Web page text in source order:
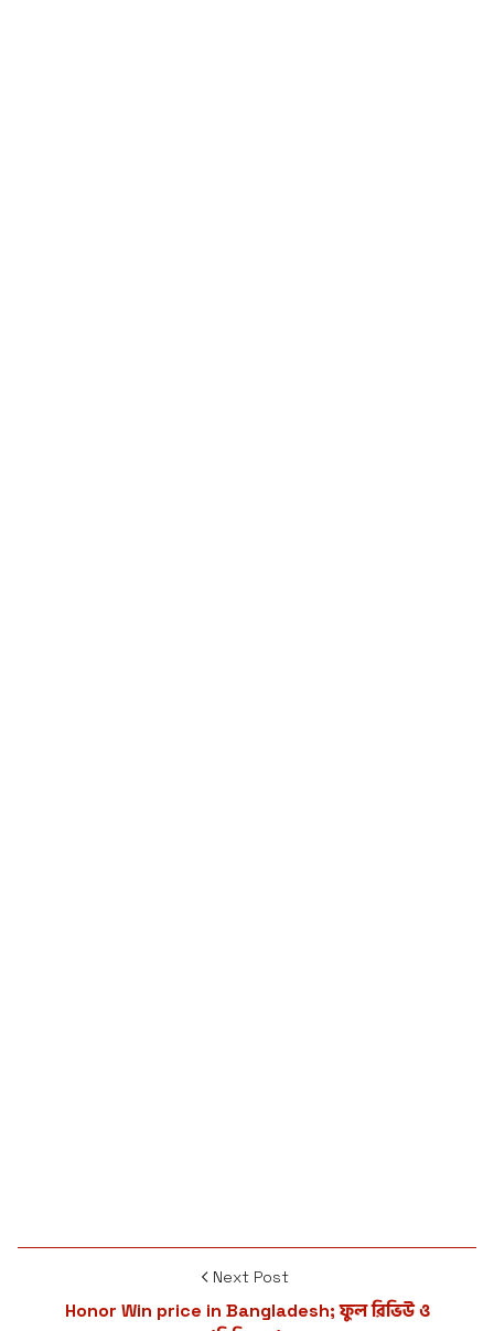
Next Post
Honor Win price in Bangladesh; ফুল রিভিউ ও